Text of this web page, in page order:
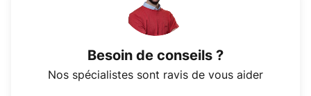
Besoin de conseils ?
Nos spécialistes sont ravis de vous aider